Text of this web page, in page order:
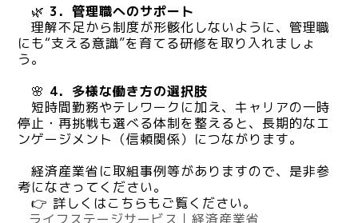
🌿 3．管理職へのサポート
理解不足から制度が形骸化しないように、 管理職
にも“支える意識”を育てる研修を取り入れましょ
う。
🌸 4．多様な働き方の選択肢
短時間勤務やテレワークに加え、キャリアの一時
停止・再挑戦も選べる体制を整えると、 長期的なエ
ンゲージメント（信頼関係）につながります。
経済産業省に取組事例等がありますので、是非参
考になさってください。
👉 詳しくはこちらもご覧ください。
ライフステージサービス｜経済産業省